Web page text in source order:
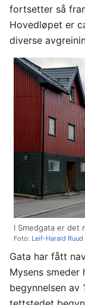
fortsetter så
Hovedløpet er
diverse
I Smedgata er det
Foto: Leif-Harald Ruud
Gata har fått
Mysens smeder
begynnelsen av